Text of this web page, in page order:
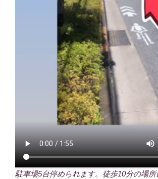
駐車場5台停められます。徒歩10分の場